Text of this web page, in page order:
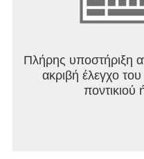
Πλήρης υποστήριξη
ακριβή έλεγχο